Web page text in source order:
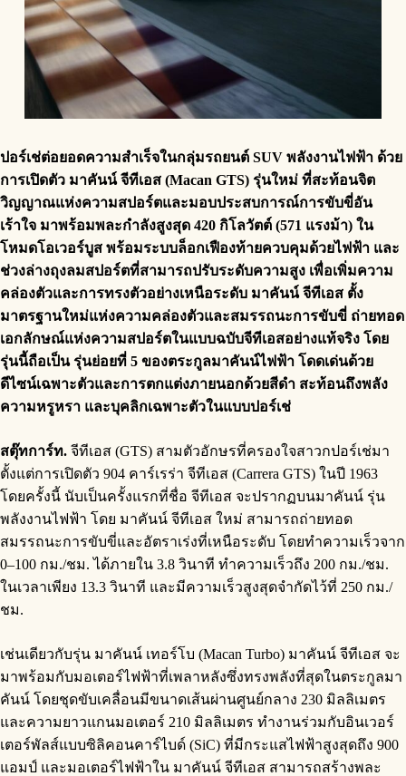
ปอร์เช่ต่อยอดความสำเร็จในกลุ่มรถยนต์ SUV พลังงานไฟฟ้า ด้วย
การเปิดตัว มาคันน์ จีทีเอส (Macan GTS) รุ่นใหม่ ที่สะท้อนจิต
วิญญาณแห่งความสปอร์ตและมอบประสบการณ์การขับขี่อัน
เร้าใจ มาพร้อมพละกำลังสูงสุด 420 กิโลวัตต์ (571 แรงม้า) ใน
โหมดโอเวอร์บูส พร้อมระบบล็อกเฟืองท้ายควบคุมด้วยไฟฟ้า และ
ช่วงล่างถุงลมสปอร์ตที่สามารถปรับระดับความสูง เพื่อเพิ่มความ
คล่องตัวและการทรงตัวอย่างเหนือระดับ มาคันน์ จีทีเอส ตั้ง
มาตรฐานใหม่แห่งความคล่องตัวและสมรรถนะการขับขี่ ถ่ายทอด
เอกลักษณ์แห่งความสปอร์ตในแบบฉบับจีทีเอสอย่างแท้จริง โดย
รุ่นนี้ถือเป็น รุ่นย่อยที่ 5 ของตระกูลมาคันน์ไฟฟ้า โดดเด่นด้วย
ดีไซน์เฉพาะตัวและการตกแต่งภายนอกด้วยสีดำ สะท้อนถึงพลัง
ความหรูหรา และบุคลิกเฉพาะตัวในแบบปอร์เช่
สตุ๊ทการ์ท. จีทีเอส (GTS) สามตัวอักษรที่ครองใจสาวกปอร์เช่มา
ตั้งแต่การเปิดตัว 904 คาร์เรร่า จีทีเอส (Carrera GTS) ในปี 1963
โดยครั้งนี้ นับเป็นครั้งแรกที่ชื่อ จีทีเอส จะปรากฏบนมาคันน์ รุ่น
พลังงานไฟฟ้า โดย มาคันน์ จีทีเอส ใหม่ สามารถถ่ายทอด
สมรรถนะการขับขี่และอัตราเร่งที่เหนือระดับ โดยทำความเร็วจาก
0–100 กม./ชม. ได้ภายใน 3.8 วินาที ทำความเร็วถึง 200 กม./ชม.
ในเวลาเพียง 13.3 วินาที และมีความเร็วสูงสุดจำกัดไว้ที่ 250 กม./
ชม.
เช่นเดียวกับรุ่น มาคันน์ เทอร์โบ (Macan Turbo) มาคันน์ จีทีเอส จะ
มาพร้อมกับมอเตอร์ไฟฟ้าที่เพลาหลังซึ่งทรงพลังที่สุดในตระกูลมา
คันน์ โดยชุดขับเคลื่อนมีขนาดเส้นผ่านศูนย์กลาง 230 มิลลิเมตร
และความยาวแกนมอเตอร์ 210 มิลลิเมตร ทำงานร่วมกับอินเวอร์
เตอร์พัลส์แบบซิลิคอนคาร์ไบด์ (SiC) ที่มีกระแสไฟฟ้าสูงสุดถึง 900
แอมป์ และมอเตอร์ไฟฟ้าใน มาคันน์ จีทีเอส สามารถสร้างพละ